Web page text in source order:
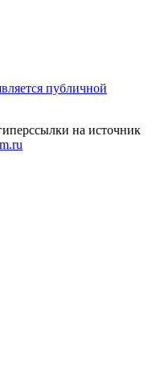
публичной
на источник